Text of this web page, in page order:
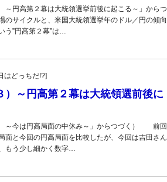
円高第２幕は大統領選挙前後に起こる～」からつ
サイクルと、米国大統領選挙年のドル／円の傾向
う”円高第２幕”は…
どっちだ!?]
）～円高第２幕は大統領選前後に
～今は円高局面の中休み～」からつづく） 前回
面と今回の円高局面を比較したが、今回は吉田さん
もう少し細かく数字…